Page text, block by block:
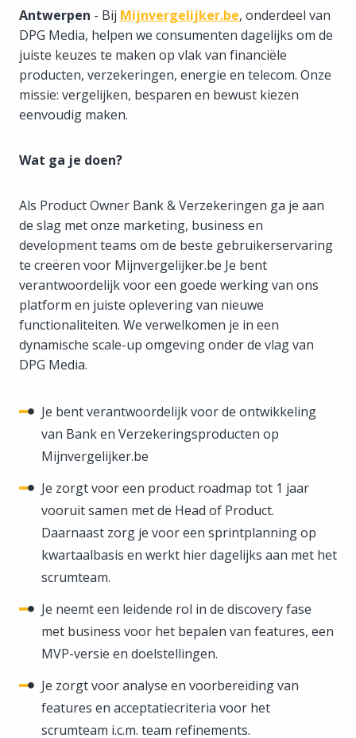
Antwerpen - Bij Mijnvergelijker.be, onderdeel van
DPG Media, helpen we consumenten dagelijks om de
juiste keuzes te maken op vlak van financiële
producten, verzekeringen, energie en telecom. Onze
missie: vergelijken, besparen en bewust kiezen
eenvoudig maken.
Wat ga je doen?
Als Product Owner Bank & Verzekeringen ga je aan
de slag met onze marketing, business en
development teams om de beste gebruikerservaring
te creëren voor Mijnvergelijker.be Je bent
verantwoordelijk voor een goede werking van ons
platform en juiste oplevering van nieuwe
functionaliteiten. We verwelkomen je in een
dynamische scale-up omgeving onder de vlag van
DPG Media.
Je bent verantwoordelijk voor de ontwikkeling
van Bank en Verzekeringsproducten op
Mijnvergelijker.be
Je zorgt voor een product roadmap tot 1 jaar
vooruit samen met de Head of Product.
Daarnaast zorg je voor een sprintplanning op
kwartaalbasis en werkt hier dagelijks aan met het
scrumteam.
Je neemt een leidende rol in de discovery fase
met business voor het bepalen van features, een
MVP-versie en doelstellingen.
Je zorgt voor analyse en voorbereiding van
features en acceptatiecriteria voor het
scrumteam i.c.m. team refinements.